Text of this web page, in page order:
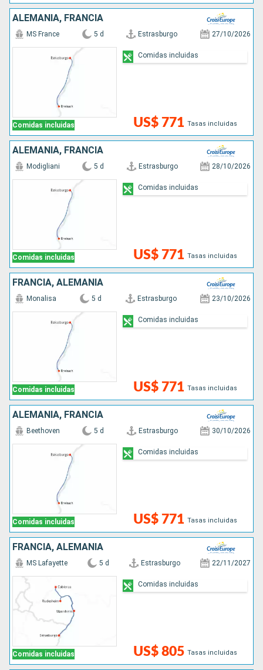
ALEMANIA, FRANCIA
Comidas incluidas
MS France 5 d Estrasburgo 27/10/2026
US$ 771 Tasas incluidas
Comidas incluidas
ALEMANIA, FRANCIA
Comidas incluidas
Modigliani 5 d Estrasburgo 28/10/2026
US$ 771 Tasas incluidas
Comidas incluidas
FRANCIA, ALEMANIA
Comidas incluidas
Monalisa 5 d Estrasburgo 23/10/2026
US$ 771 Tasas incluidas
Comidas incluidas
ALEMANIA, FRANCIA
Comidas incluidas
Beethoven 5 d Estrasburgo 30/10/2026
US$ 771 Tasas incluidas
Comidas incluidas
FRANCIA, ALEMANIA
Comidas incluidas
MS Lafayette 5 d Estrasburgo 22/11/2027
US$ 805 Tasas incluidas
Comidas incluidas